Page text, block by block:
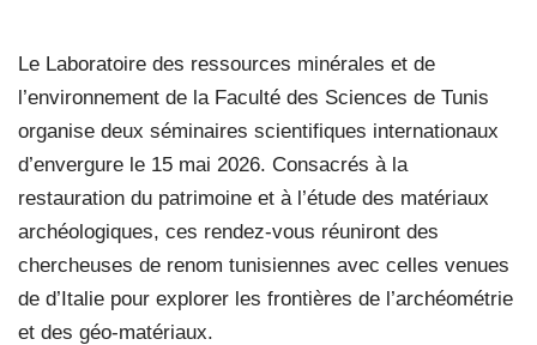
Le Laboratoire des ressources minérales et de
l’environnement de la Faculté des Sciences de Tunis
organise deux séminaires scientifiques internationaux
d’envergure le 15 mai 2026. Consacrés à la
restauration du patrimoine et à l’étude des matériaux
archéologiques, ces rendez-vous réuniront des
chercheuses de renom tunisiennes avec celles venues
de d’Italie pour explorer les frontières de l’archéométrie
et des géo-matériaux.